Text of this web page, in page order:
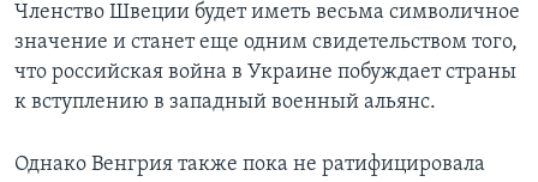
Членство Швеции будет иметь весьма символичное
значение и станет еще одним свидетельством того,
что российская война в Украине побуждает страны
к вступлению в западный военный альянс.
Однако Венгрия также пока не ратифицировала